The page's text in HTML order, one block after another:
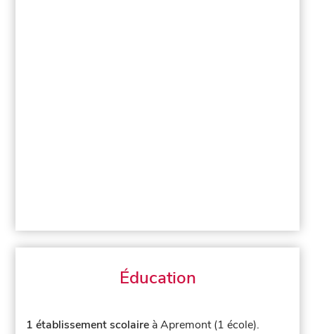
Éducation
1 établissement scolaire à Apremont (1 école).